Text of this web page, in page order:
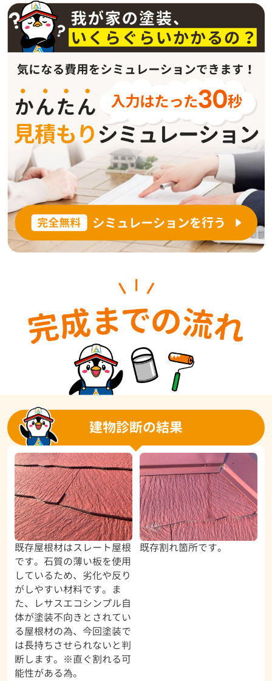
建物診断の結果
既存屋根材はスレート屋根
です。石質の薄い板を使用
しているため、劣化や反り
がしやすい材料です。ま
た、レサスエコシンプル自
体が塗装不向きとされてい
る屋根材の為、今回塗装で
は長持ちさせられないと判
断します。※直ぐ割れる可
能性がある為。
既存割れ箇所です。